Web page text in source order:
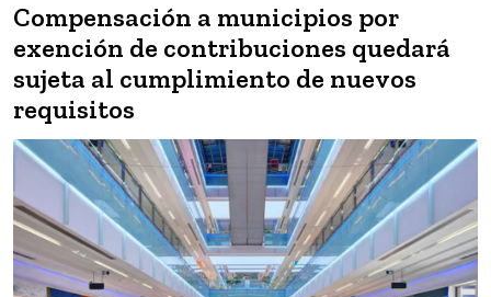
Compensación a municipios por
exención de contribuciones quedará
sujeta al cumplimiento de nuevos
requisitos